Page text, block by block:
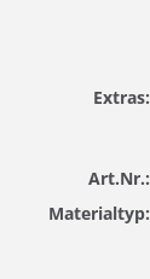
Extras:
Art.Nr.:
Materialtyp: